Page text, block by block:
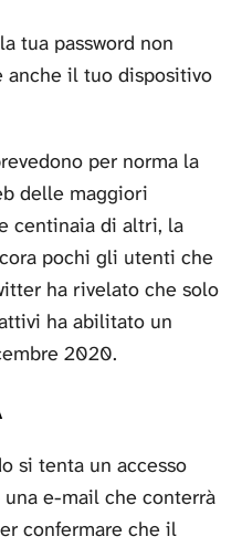
tua password non
anche il tuo dispositivo
per norma la
delle maggiori
centinaia di altri, la
pochi gli utenti che
ha rivelato che solo
ha abilitato un
2020.
si tenta un accesso
e-mail che conterrà
confermare che il